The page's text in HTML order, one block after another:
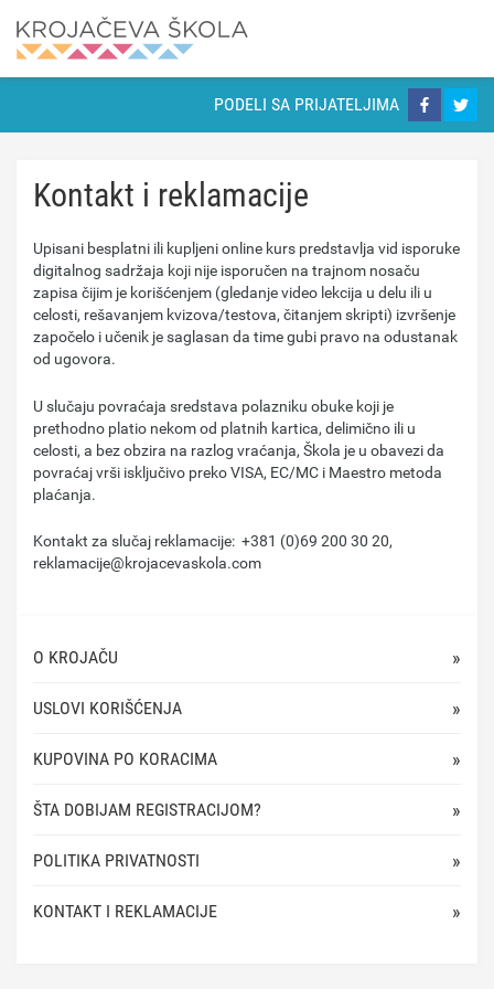
PODELI SA PRIJATELJIMA
Kontakt i reklamacije
Upisani besplatni ili kupljeni online kurs predstavlja vid isporuke
digitalnog sadržaja koji nije isporučen na trajnom nosaču
zapisa čijim je korišćenjem (gledanje video lekcija u delu ili u
celosti, rešavanjem kvizova/testova, čitanjem skripti) izvršenje
započelo i učenik je saglasan da time gubi pravo na odustanak
od ugovora.
U slučaju povraćaja sredstava polazniku obuke koji je
prethodno platio nekom od platnih kartica, delimično ili u
celosti, a bez obzira na razlog vraćanja, Škola je u obavezi da
povraćaj vrši isključivo preko VISA, EC/MC i Maestro metoda
plaćanja.
Kontakt za slučaj reklamacije: +381 (0)69 200 30 20,
reklamacije@krojacevaskola.com
O KROJAČU
USLOVI KORIŠĆENJA
KUPOVINA PO KORACIMA
ŠTA DOBIJAM REGISTRACIJOM?
POLITIKA PRIVATNOSTI
KONTAKT I REKLAMACIJE